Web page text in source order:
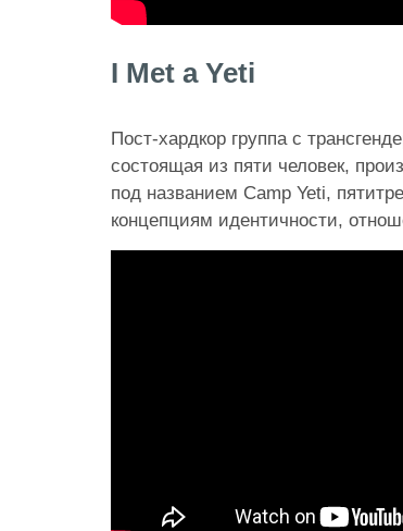
I Met a Yeti
Пост-хардкор группа с
состоящая из пяти человек,
под названием Camp Yeti,
концепциям идентичности,